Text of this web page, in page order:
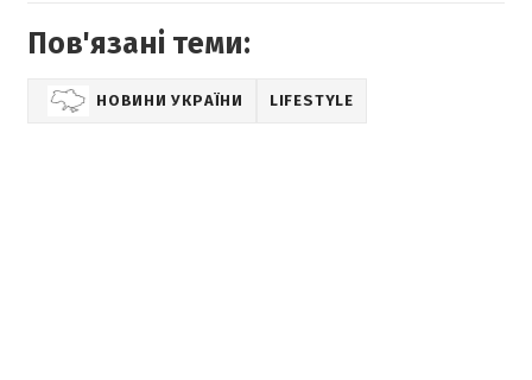
Пов'язані теми:
НОВИНИ УКРАЇНИ LIFESTYLE